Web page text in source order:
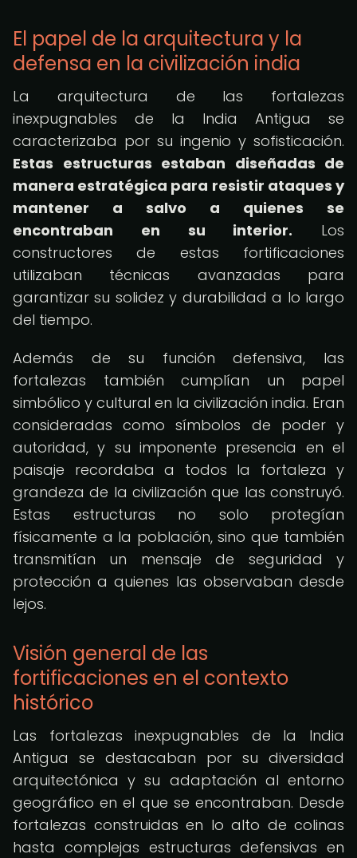
El papel de la arquitectura y la
defensa en la civilización india
La arquitectura de las fortalezas
inexpugnables de la India Antigua se
caracterizaba por su ingenio y sofisticación.
Estas estructuras estaban diseñadas de
manera estratégica para resistir ataques y
mantener a salvo a quienes se
encontraban en su interior. Los
constructores de estas fortificaciones
utilizaban técnicas avanzadas para
garantizar su solidez y durabilidad a lo largo
del tiempo.
Además de su función defensiva, las
fortalezas también cumplían un papel
simbólico y cultural en la civilización india. Eran
consideradas como símbolos de poder y
autoridad, y su imponente presencia en el
paisaje recordaba a todos la fortaleza y
grandeza de la civilización que las construyó.
Estas estructuras no solo protegían
físicamente a la población, sino que también
transmitían un mensaje de seguridad y
protección a quienes las observaban desde
lejos.
Visión general de las
fortificaciones en el contexto
histórico
Las fortalezas inexpugnables de la India
Antigua se destacaban por su diversidad
arquitectónica y su adaptación al entorno
geográfico en el que se encontraban. Desde
fortalezas construidas en lo alto de colinas
hasta complejas estructuras defensivas en